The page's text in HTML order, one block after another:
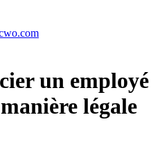
un employé
légale